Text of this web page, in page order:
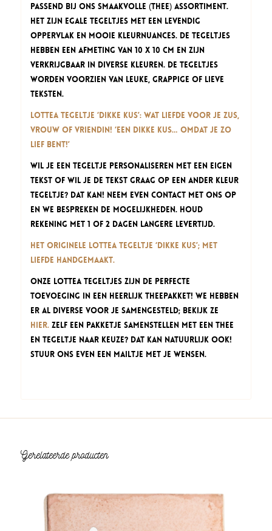
passend bij ons smaakvolle (thee) assortiment.
Het zijn egale tegeltjes met een levendig
oppervlak en mooie kleurnuances. De tegeltjes
hebben een afmeting van 10 x 10 cm en zijn
verkrijgbaar in diverse kleuren. De tegeltjes
worden voorzien van leuke, grappige of lieve
teksten.
Lottea Tegeltje ‘Dikke Kus’: wat liefde voor je zus,
vrouw of vriendin! ‘Een dikke kus… omdat je zo
lief bent!’
Wil je een tegeltje personaliseren met een eigen
tekst of wil je de tekst graag op een ander kleur
tegeltje? Dat kan! Neem even contact met ons op
en we bespreken de mogelijkheden. Houd
rekening met 1 of 2 dagen langere levertijd.
Het originele Lottea Tegeltje ‘Dikke Kus’; met
liefde handgemaakt.
Onze Lottea Tegeltjes zijn de perfecte
toevoeging in een heerlijk theepakket! We hebben
er al diverse voor je samengesteld; bekijk ze
hier.Zelf een pakketje samenstellen met een thee
en tegeltje naar keuze? Dat kan natuurlijk ook!
Stuur ons even een mailtje met je wensen.
Gerelateerde producten